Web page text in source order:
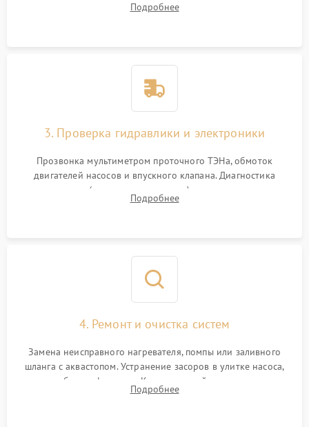
циркуляционному насосу, ТЭНу и сливной помпе.
Подробнее
3. Проверка гидравлики и электроники
Прозвонка мультиметром проточного ТЭНа, обмоток
двигателей насосов и впускного клапана. Диагностика
прессостата (датчика уровня воды), датчика мутности,
концевика дверцы и электронного модуля управления.
Подробнее
4. Ремонт и очистка систем
Замена неисправного нагревателя, помпы или заливного
шланга с аквастопом. Устранение засоров в улитке насоса,
патрубках и фильтрах. Компонентный ремонт платы
управления, восстановление поврежденной проводки.
Подробнее